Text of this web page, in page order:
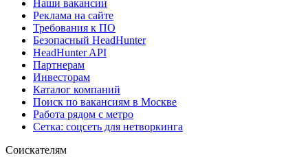
Наши вакансии
Реклама на сайте
Требования к ПО
Безопасный HeadHunter
HeadHunter API
Партнерам
Инвесторам
Каталог компаний
Поиск по вакансиям в Москве
Работа рядом с метро
Сетка: соцсеть для нетворкинга
Соискателям